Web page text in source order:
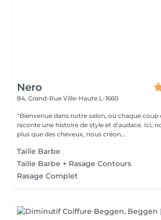
Nero
84, Grand-Rue Ville-Haute L-1660
"Bienvenue dans notre salon, où chaque coup
raconte une histoire de style et d'audace. Ici,
plus que des cheveux, nous créon...
Taille Barbe
Taille Barbe + Rasage Contours
Rasage Complet